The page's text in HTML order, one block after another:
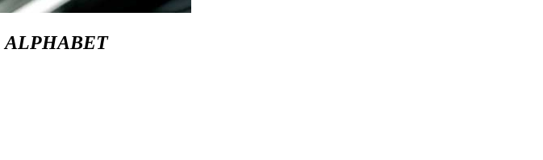
ALPHABET